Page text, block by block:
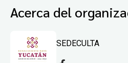
Acerca del
SEDECULTA